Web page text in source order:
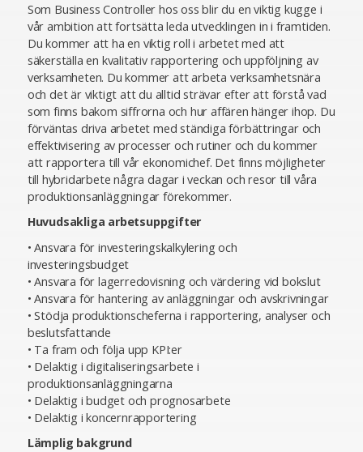
Som Business Controller hos oss blir du en viktig kugge i
vår ambition att fortsätta leda utvecklingen in i framtiden.
Du kommer att ha en viktig roll i arbetet med att
säkerställa en kvalitativ rapportering och uppföljning av
verksamheten. Du kommer att arbeta verksamhetsnära
och det är viktigt att du alltid strävar efter att förstå vad
som finns bakom siffrorna och hur affären hänger ihop. Du
förväntas driva arbetet med ständiga förbättringar och
effektivisering av processer och rutiner och du kommer
att rapportera till vår ekonomichef. Det finns möjligheter
till hybridarbete några dagar i veckan och resor till våra
produktionsanläggningar förekommer.
Huvudsakliga arbetsuppgifter
• Ansvara för investeringskalkylering och
investeringsbudget
• Ansvara för lagerredovisning och värdering vid bokslut
• Ansvara för hantering av anläggningar och avskrivningar
• Stödja produktionscheferna i rapportering, analyser och
beslutsfattande
• Ta fram och följa upp KPI:er
• Delaktig i digitaliseringsarbete i
produktionsanläggningarna
• Delaktig i budget och prognosarbete
• Delaktig i koncernrapportering
Lämplig bakgrund